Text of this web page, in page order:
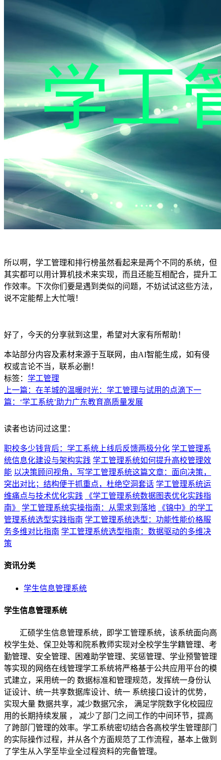
所以啊，学工管理和排行榜虽然看起来是两个不同的系统，但
其实都可以用计算机技术来实现，而且还能互相配合，提升工
作效率。下次你们要是遇到类似的问题，不妨试试这些方法，
说不定能帮上大忙哦！
好了，今天的分享就到这里，希望对大家有所帮助！
本站部分内容及素材来源于互联网，由AI智能生成，如有侵
权或言论不当，联系必删！
标签： 学工管理
上一篇：在羊城的温暖时光：学工管理与试用的点滴下一
篇：‘学工系统’助力广东教育高质量发展
读者也访问过这里：
职校多少钱背后：学工系统上线后反馈两极分化 学工管理系
统信息化建设与架构实践 学工管理系统如何提升高校管理效
能 以决策顾问视角，写学工管理系统这篇文章：面向决策，
突出对比；结构便于抓重点，杜绝空洞套话 学工管理系统运
维痛点与技术优化实践
《学工管理系统数据图表优化实践指
南》
学工管理系统实操指南：从需求到落地
《锦中》的学工
管理系统选型实践指南 学工管理系统选型：功能性能价格服
务多维对比指南 学工管理系统选型指南：数据驱动的多维决
策
资讯分类
学生信息管理系统
学生信息管理系统
汇硕学生信息管理系统，即学工管理系统，该系统面向高
校学生处、保卫处等和院系教师实现对全校学生学籍管理、考
勤管理、安全管理、困难助学管理、奖惩管理、学业预警管理
等实现的网络在线管理学工系统将严格基于公共应用平台的模
式建立，采用统一的 数据标准和管理规范，发挥统一身份认
证设计、统一共享数据库设计、统一 系统接口设计的优势，
实现大量 数据共享，减少数据冗余， 满足学院数字化校园应
用的长期持续发展 ， 减少了部门之间工作的中间环节，提高
了跨部门管理的效率。学工系统密切结合各高校学生管理部门
的实际操作过程，并从各个方面规范了工作流程，基本上做到
了学生从入学至毕业全过程资料的完备管理。